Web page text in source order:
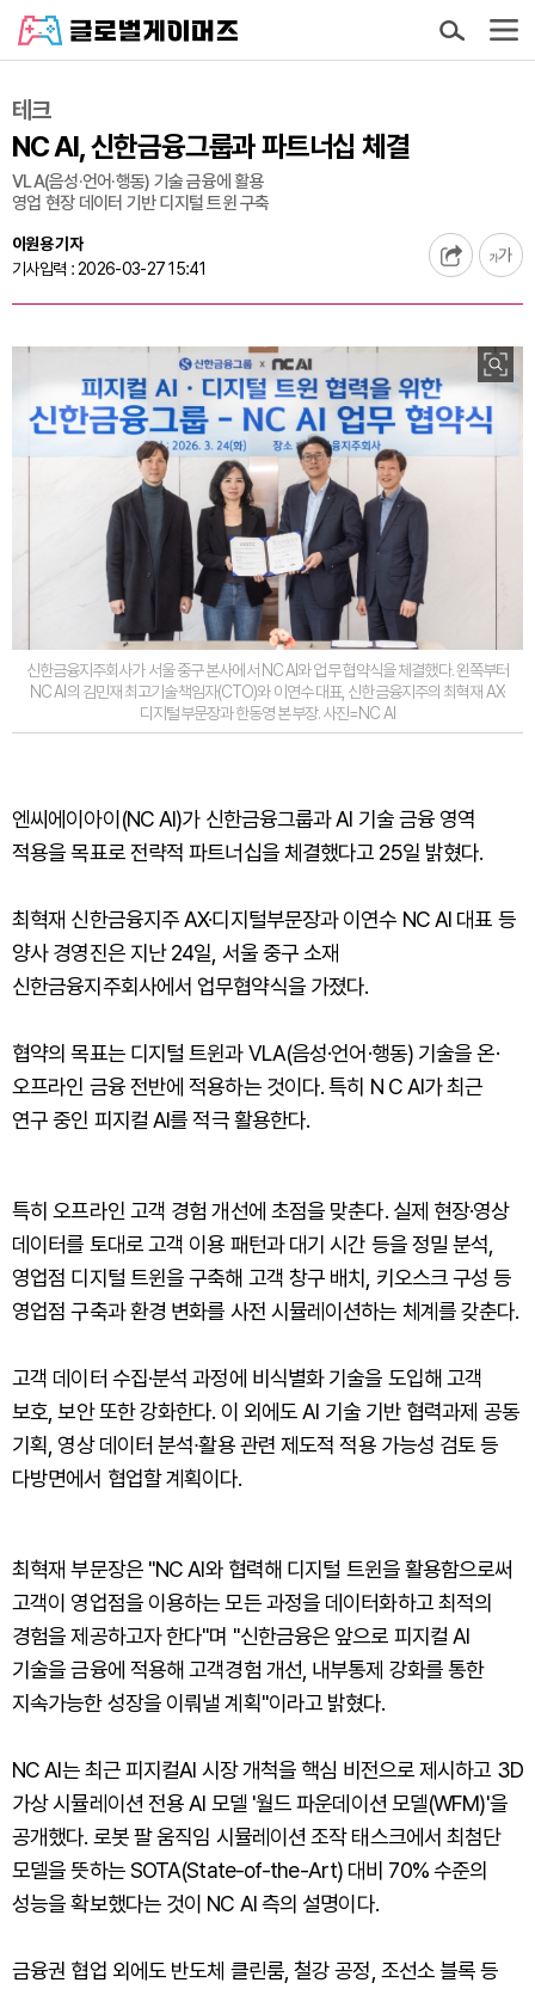
테크
NC AI, 신한금융그룹과 파트너십 체결
VLA(음성·언어·행동) 기술 금융에 활용
영업 현장 데이터 기반 디지털 트윈 구축
이원용 기자
기사입력 : 2026-03-27 15:41
신한금융지주회사가 서울 중구 본사에서 NC AI와 업무 협약식을 체결했다. 왼쪽부터
NC AI의 김민재 최고기술책임자(CTO)와 이연수 대표, 신한금융지주의 최혁재 AX·
디지털부문장과 한동영 본부장. 사진=NC AI
엔씨에이아이(NC AI)가 신한금융그룹과 AI 기술 금융 영역
적용을 목표로 전략적 파트너십을 체결했다고 25일 밝혔다.
최혁재 신한금융지주 AX·디지털부문장과 이연수 NC AI 대표 등
양사 경영진은 지난 24일, 서울 중구 소재
신한금융지주회사에서 업무협약식을 가졌다.
협약의 목표는 디지털 트윈과 VLA(음성·언어·행동) 기술을 온·
오프라인 금융 전반에 적용하는 것이다. 특히 N C AI가 최근
연구 중인 피지컬 AI를 적극 활용한다.
특히 오프라인 고객 경험 개선에 초점을 맞춘다. 실제 현장·영상
데이터를 토대로 고객 이용 패턴과 대기 시간 등을 정밀 분석,
영업점 디지털 트윈을 구축해 고객 창구 배치, 키오스크 구성 등
영업점 구축과 환경 변화를 사전 시뮬레이션하는 체계를 갖춘다.
고객 데이터 수집·분석 과정에 비식별화 기술을 도입해 고객
보호, 보안 또한 강화한다. 이 외에도 AI 기술 기반 협력과제 공동
기획, 영상 데이터 분석∙활용 관련 제도적 적용 가능성 검토 등
다방면에서 협업할 계획이다.
최혁재 부문장은 "NC AI와 협력해 디지털 트윈을 활용함으로써
고객이 영업점을 이용하는 모든 과정을 데이터화하고 최적의
경험을 제공하고자 한다"며 "신한금융은 앞으로 피지컬 AI
기술을 금융에 적용해 고객경험 개선, 내부통제 강화를 통한
지속가능한 성장을 이뤄낼 계획"이라고 밝혔다.
NC AI는 최근 피지컬AI 시장 개척을 핵심 비전으로 제시하고 3D
가상 시뮬레이션 전용 AI 모델 '월드 파운데이션 모델(WFM)'을
공개했다. 로봇 팔 움직임 시뮬레이션 조작 태스크에서 최첨단
모델을 뜻하는 SOTA(State-of-the-Art) 대비 70% 수준의
성능을 확보했다는 것이 NC AI 측의 설명이다.
금융권 협업 외에도 반도체 클린룸, 철강 공정, 조선소 블록 등